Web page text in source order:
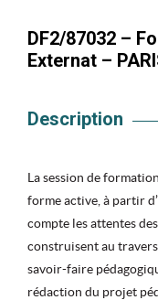
DF2/87032 –
Externat –
Description
La session de
forme active, à partir
compte les attentes
construisent au
savoir-faire
rédaction du projet